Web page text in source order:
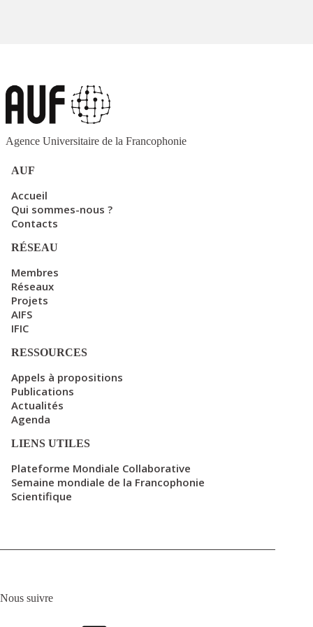
Agence Universitaire de la Francophonie
AUF
Accueil
Qui sommes-nous ?
Contacts
RÉSEAU
Membres
Réseaux
Projets
AIFS
IFIC
RESSOURCES
Appels à propositions
Publications
Actualités
Agenda
LIENS UTILES
Plateforme Mondiale Collaborative
Semaine mondiale de la Francophonie
Scientifique
Nous suivre